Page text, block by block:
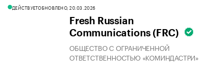
ДЕЙСТВУЕТОБНОВЛЕНО, 20.03.2026
Fresh Russian
Communications (FRC)
ОБЩЕСТВО С ОГРАНИЧЕННОЙ
ОТВЕТСТВЕННОСТЬЮ «КОМИНДАСТРИ»